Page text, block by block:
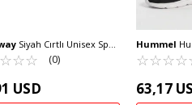
Siyah Cırtlı Unisex Spor
DRK158 G
☆☆☆
★★★ (0)
USD
Hummel
Esnek Rahat
Ayakkabı
☆☆☆☆
★★★★
63,17